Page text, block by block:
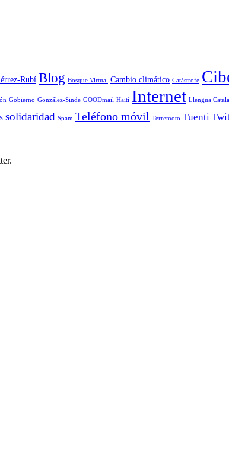
Rubí Blog Bosque Virtual Cambio climático Catástrofe
Gobierno González-Sinde GOODmail Haití Internet Llengua
solidaridad Spam Teléfono móvil Terremoto Tuenti